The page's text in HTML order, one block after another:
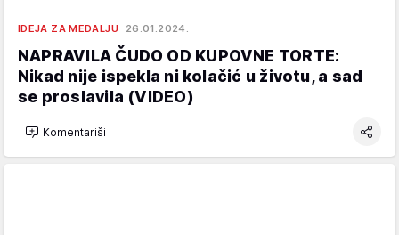
IDEJA ZA MEDALJU 26.01.2024.
NAPRAVILA ČUDO OD KUPOVNE TORTE:
Nikad nije ispekla ni kolačić u životu, a sad
se proslavila (VIDEO)
Komentariši